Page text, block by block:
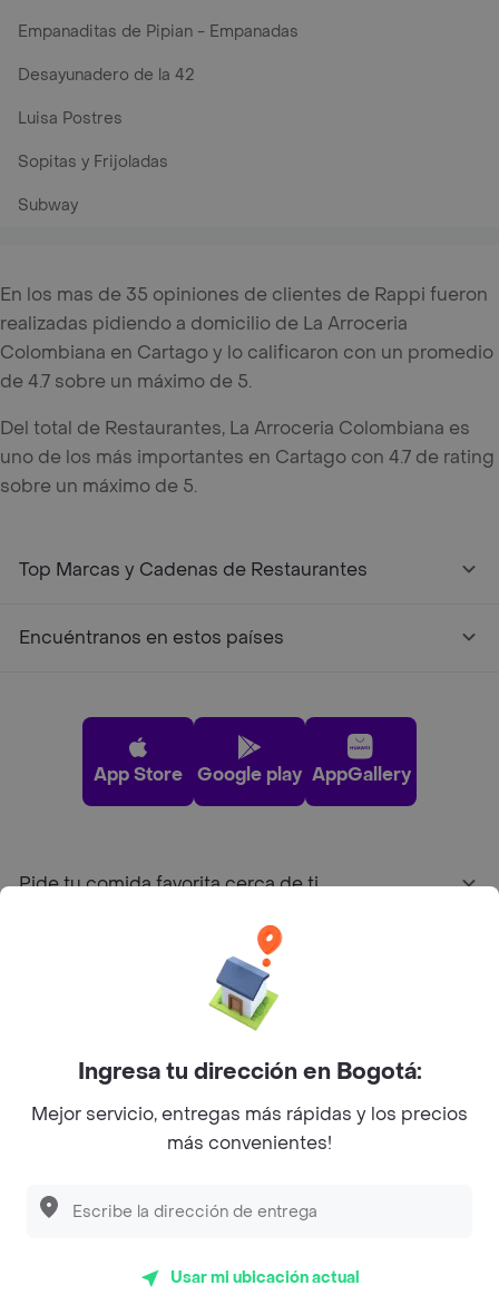
Empanaditas de Pipian - Empanadas
Desayunadero de la 42
Luisa Postres
Sopitas y Frijoladas
Subway
En los mas de 35 opiniones de clientes de Rappi fueron
realizadas pidiendo a domicilio de La Arroceria
Colombiana en Cartago y lo calificaron con un promedio
de 4.7 sobre un máximo de 5.
Del total de Restaurantes, La Arroceria Colombiana es
uno de los más importantes en Cartago con 4.7 de rating
sobre un máximo de 5.
Top Marcas y Cadenas de Restaurantes
Encuéntranos en estos países
App Store Google play AppGallery
Pide tu comida favorita cerca de ti
Sobre Rappi
Facebook
Twitter
Instagram
©2026Rappi Inc. All rights reserved.
Ingresa tu dirección en Bogotá:
Mejor servicio, entregas más rápidas y los precios
más convenientes!
Usar mi ubicación actual